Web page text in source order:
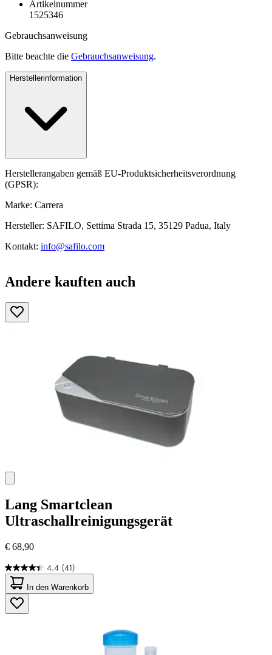
Artikelnummer
1525346
Gebrauchsanweisung
Bitte beachte die Gebrauchsanweisung.
Herstellerinformation
Herstellerangaben gemäß EU-Produktsicherheitsverordnung
(GPSR):
Marke: Carrera
Hersteller: SAFILO, Settima Strada 15, 35129 Padua, Italy
Kontakt: info@safilo.com
Andere kauften auch
Lang Smartclean
Ultraschallreinigungsgerät
€ 68,90
4.4 (41)
4.4
von
5
Sternen.
41
In den Warenkorb